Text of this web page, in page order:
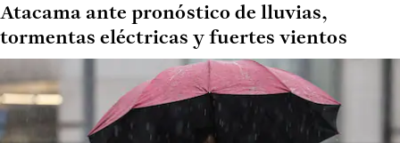
Atacama ante pronóstico de lluvias,
tormentas eléctricas y fuertes vientos